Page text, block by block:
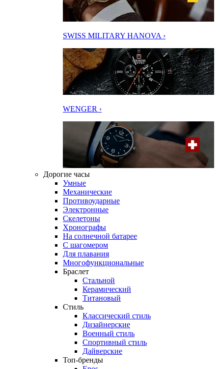
SWISS MILITARY HANOVA ›
WENGER ›
Дорогие часы
Умные
Механические
Противоударные
Электронные
Скелетоны
Хронографы
На солнечной батарее
С шагомером
Для плавания
Многофункциональные
Браслет
Стальной
Керамический
Титановый
Стиль
Классический стиль
Дизайнерские
Военный стиль
Спортивный стиль
Дайверские
Топ-бренды